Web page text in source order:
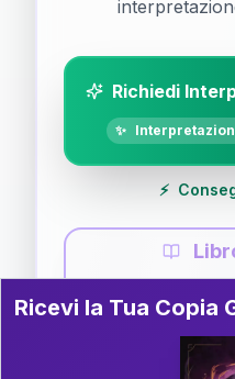
Richiedi
✨
⚡
Guida
Il libro è in fase di
per
Ricevi la Tua Copia
Ricevi la Tua Copia